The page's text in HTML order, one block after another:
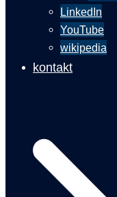
LinkedIn
YouTube
wikipedia
kontakt